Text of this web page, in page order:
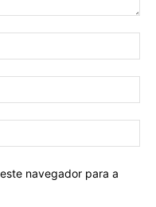
navegador para a